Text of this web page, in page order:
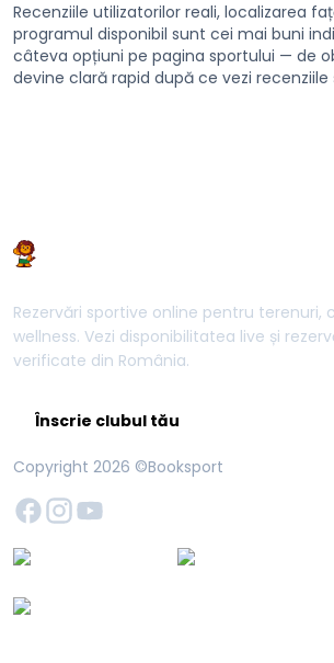
Recenziile utilizatorilor reali, localizarea
programul disponibil sunt cei mai buni
câteva opțiuni pe pagina sportului — de
devine clară rapid după ce vezi recenziile
Rezervări sportive online pentru terenuri,
wellness. Vezi disponibilitatea live și
verificate din România.
Înscrie clubul tău
Copyright 2026 ©Booksport